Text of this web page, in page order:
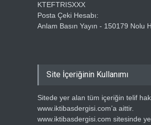
KTEFTRISXXX
Posta Çeki Hesabı:
Anlam Basın Yayın - 150179 Nolu
Site İçeriğinin Kullanımı
Sitede yer alan tüm içeriğin telif
www.iktibasdergisi.com’a aittir.
www.iktibasdergisi.com sitesinde